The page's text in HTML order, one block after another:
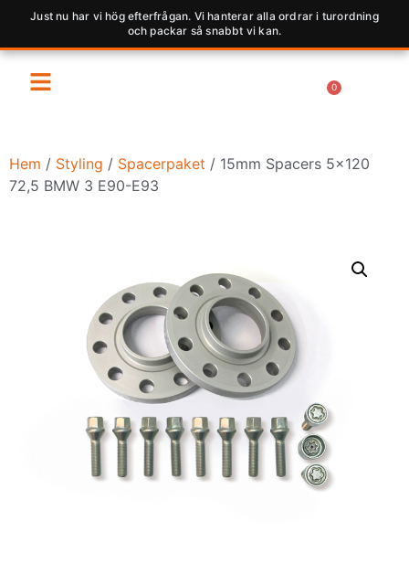
Just nu har vi hög efterfrågan. Vi hanterar alla ordrar i turordning
och packar så snabbt vi kan.
0
Hem / Styling / Spacerpaket / 15mm Spacers 5×120
72,5 BMW 3 E90-E93